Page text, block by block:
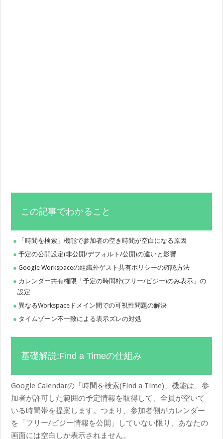
この記事でわかること
「時間を検索」機能で参加者の空き時間が空白になる原因
予定の公開設定(非公開/デフォルト/公開)の違いと影響
Google Workspaceの組織外ゲスト共有ポリシーの確認方法
カレンダー共有権限「予定の時間枠(フリー/ビジー)のみ表示」の
設定
異なるWorkspaceドメイン間での可視性問題の解決
タイムゾーン不一致による表示ズレの対処
基礎解説:Find a Timeの仕組み
Google Calendarの「時間を検索(Find a Time)」機能は、参
加者が許可した範囲の予定情報を取得して、全員が空いて
いる時間帯を提案します。つまり、参加者側がカレンダー
を「フリー/ビジー情報を公開」していない限り、あなたの
画面には空白しか表示されません。